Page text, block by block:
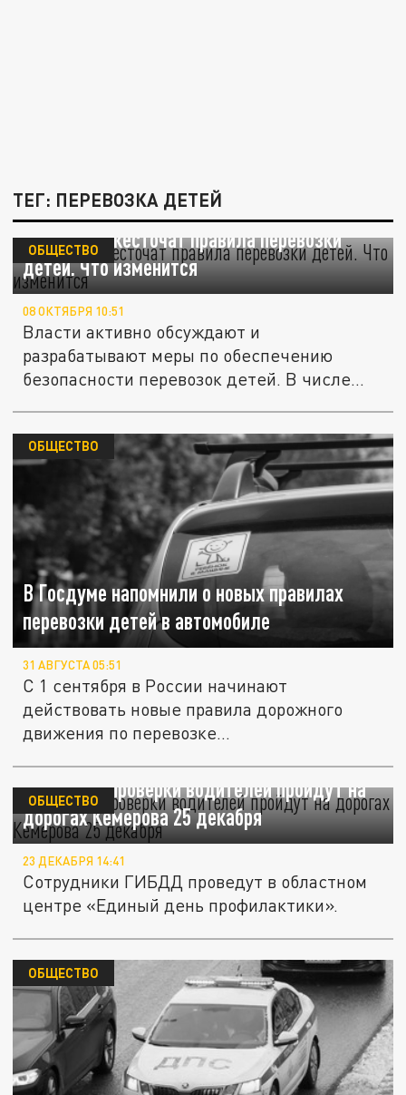
ТЕГ: ПЕРЕВОЗКА ДЕТЕЙ
В России ужесточат правила перевозки
детей. Что изменится
ОБЩЕСТВО
08 ОКТЯБРЯ 10:51
Власти активно обсуждают и
разрабатывают меры по обеспечению
безопасности перевозок детей. В числе
В Госдуме напомнили о новых правилах
перевозки детей в автомобиле
ОБЩЕСТВО
31 АВГУСТА 05:51
С 1 сентября в России начинают
действовать новые правила дорожного
движения по перевозке
Массовые проверки водителей пройдут на
дорогах Кемерова 25 декабря
ОБЩЕСТВО
23 ДЕКАБРЯ 14:41
Сотрудники ГИБДД проведут в областном
центре «Единый день профилактики».
ОБЩЕСТВО